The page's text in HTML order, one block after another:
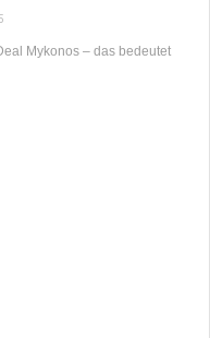
Mykonos – das bedeutet